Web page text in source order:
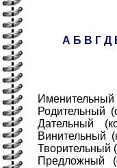
А Б В Г Д
Родительный
Дательный
Винительный
Творительный
Предложный